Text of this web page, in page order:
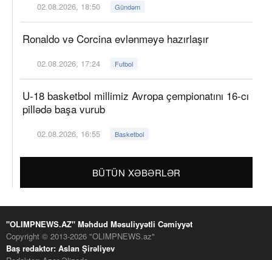
02.08.2026, 18:50 Gündəm
Ronaldo və Corcina evlənməyə hazırlaşır
02.08.2026, 17:24 Futbol
U-18 basketbol millimiz Avropa çempionatını 16-cı
pillədə başa vurub
02.08.2026, 16:55 Basketbol
BÜTÜN XƏBƏRLƏR
"OLIMPNEWS.AZ" Məhdud Məsuliyyətli Cəmiyyət
Copyright © 2013-2026 "OLIMPNEWS.az"
Baş redaktor: Aslan Şirəliyev